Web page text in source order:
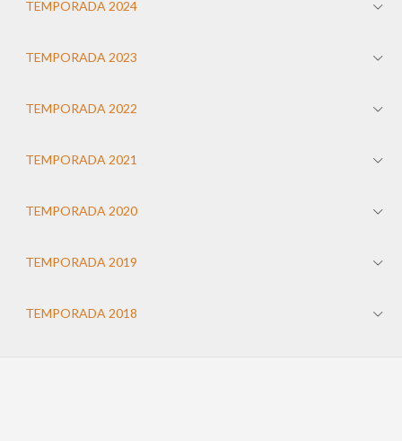
TEMPORADA 2024
TEMPORADA 2023
TEMPORADA 2022
TEMPORADA 2021
TEMPORADA 2020
TEMPORADA 2019
TEMPORADA 2018